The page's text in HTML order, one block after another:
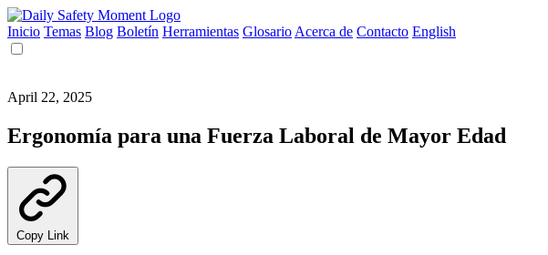
Inicio Temas Blog Boletín Herramientas Glosario Acerca de Contacto English
April 22, 2025
Ergonomía para una Fuerza Laboral de Mayor Edad
Copy Link